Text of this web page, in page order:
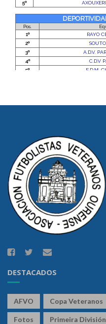
DESTACADOS
AFVO Copa Veteranos
Fotos Primeira División